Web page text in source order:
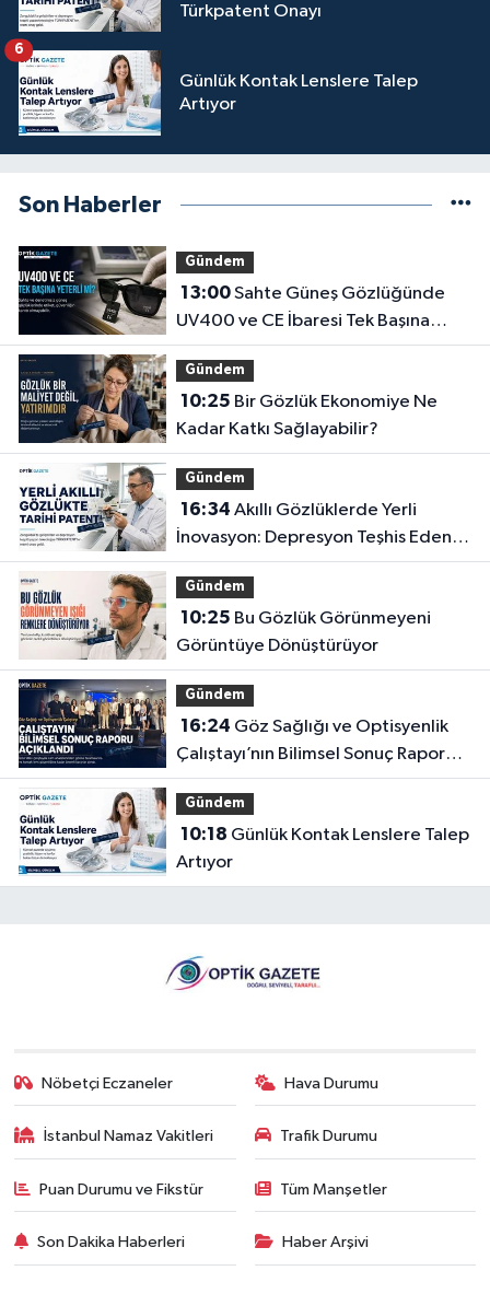
Türkpatent Onayı
Günlük Kontak Lenslere Talep
Artıyor
6
Son Haberler
Gündem
13:00Sahte Güneş Gözlüğünde
UV400 ve CE İbaresi Tek Başına
Yeterli mi?
Gündem
10:25
Kadar Katkı Sağlayabilir?
Gündem
16:34
İnovasyon: Depresyon Teşhis Eden
Gözlüğe Türkpatent Onayı
Gündem
10:25
Görüntüye Dönüştürüyor
Gündem
16:24
Çalıştayı’nın Bilimsel Sonuç Raporu
Açıklandı
Gündem
10:18
Artıyor
Nöbetçi Eczaneler Hava Durumu
İstanbul Namaz Vakitleri Trafik Durumu
Puan Durumu ve Fikstür Tüm Manşetler
Son Dakika Haberleri Haber Arşivi